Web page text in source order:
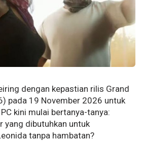
dengan kepastian rilis Grand
pada 19 November 2026 untuk
kini mulai bertanya-tanya:
yang dibutuhkan untuk
tanpa hambatan?